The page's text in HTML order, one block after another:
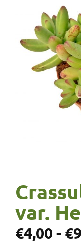
var.
€4,00 - €